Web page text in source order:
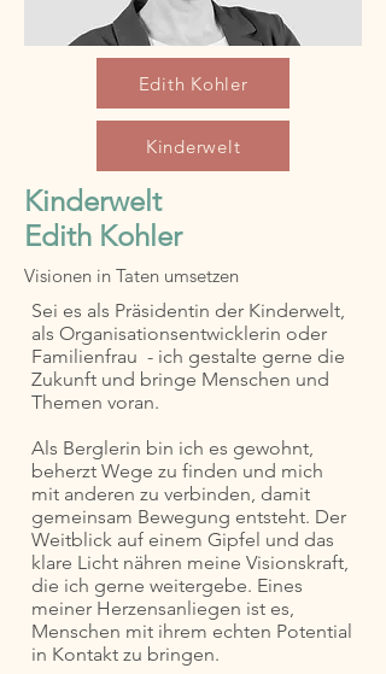
Edith Kohler
Kinderwelt
Kinderwelt
Edith Kohler
Visionen in Taten umsetzen
Sei es als Präsidentin der Kinderwelt,
als Organisationsentwicklerin oder
Familienfrau - ich gestalte gerne die
Zukunft und bringe Menschen und
Themen voran.
Als Berglerin bin ich es gewohnt,
beherzt Wege zu finden und mich
mit anderen zu verbinden, damit
gemeinsam Bewegung entsteht. Der
Weitblick auf einem Gipfel und das
klare Licht nähren meine Visionskraft,
die ich gerne weitergebe. Eines
meiner Herzensanliegen ist es,
Menschen mit ihrem echten Potential
in Kontakt zu bringen.